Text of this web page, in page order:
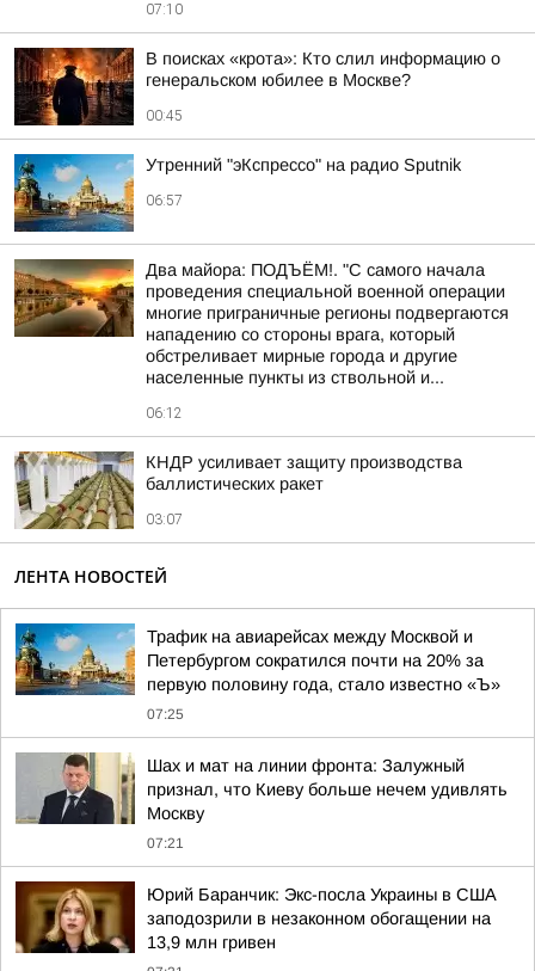
07:10
В поисках «крота»: Кто слил информацию о
генеральском юбилее в Москве?
00:45
Утренний "эКспрессо" на радио Sputnik
06:57
Два майора: ПОДЪЁМ!. "С самого начала
проведения специальной военной операции
многие приграничные регионы подвергаются
нападению со стороны врага, который
обстреливает мирные города и другие
населенные пункты из ствольной и...
06:12
КНДР усиливает защиту производства
баллистических ракет
03:07
ЛЕНТА НОВОСТЕЙ
Трафик на авиарейсах между Москвой и
Петербургом сократился почти на 20% за
первую половину года, стало известно «Ъ»
07:25
Шах и мат на линии фронта: Залужный
признал, что Киеву больше нечем удивлять
Москву
07:21
Юрий Баранчик: Экс-посла Украины в США
заподозрили в незаконном обогащении на
13,9 млн гривен